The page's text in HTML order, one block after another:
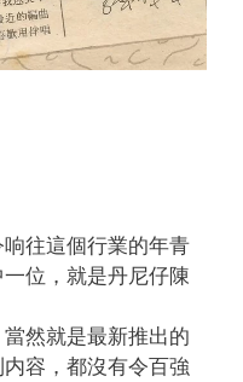
往這個行業的年青
位，就是丹尼仔陳
然就是最新推出的
容，都沒有令百強